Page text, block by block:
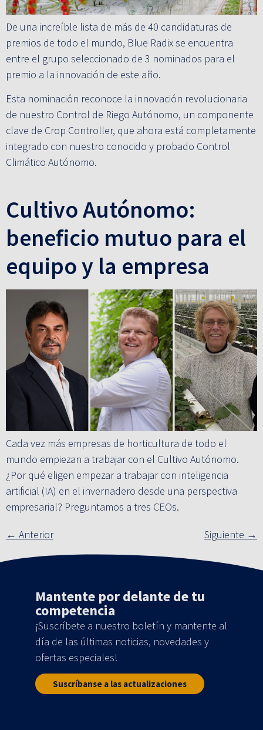
De una increíble lista de más de 40 candidaturas de
premios de todo el mundo, Blue Radix se encuentra
entre el grupo seleccionado de 3 nominados para el
premio a la innovación de este año.
Esta nominación reconoce la innovación revolucionaria
de nuestro Control de Riego Autónomo, un componente
clave de Crop Controller, que ahora está completamente
integrado con nuestro conocido y probado Control
Climático Autónomo.
Cultivo Autónomo:
beneficio mutuo para el
equipo y la empresa
Cada vez más empresas de horticultura de todo el
mundo empiezan a trabajar con el Cultivo Autónomo.
¿Por qué eligen empezar a trabajar con inteligencia
artificial (IA) en el invernadero desde una perspectiva
empresarial? Preguntamos a tres CEOs.
← Anterior Siguiente →
Mantente por delante de tu
competencia
¡Suscríbete a nuestro boletín y mantente al
día de las últimas noticias, novedades y
ofertas especiales!
Suscríbanse a las actualizaciones